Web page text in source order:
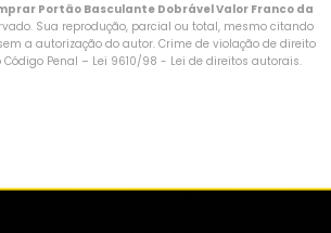
Portão Basculante Dobrável Valor Franco da
Sua reprodução, parcial ou total, mesmo citando
a autorização do autor. Crime de violação de direito
Penal – Lei 9610/98 - Lei de direitos autorais.